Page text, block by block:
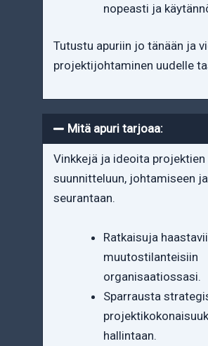
nopeasti ja
Tutustu apuriin jo tänään ja
projektijohtaminen uudelle
Mitä apuri tarjoaa:
Vinkkejä ja ideoita projektien
suunnitteluun, johtamiseen ja
seurantaan.
Ratkaisuja
muutostilanteisiin
organisaatiossasi.
Sparrausta
hallintaan.